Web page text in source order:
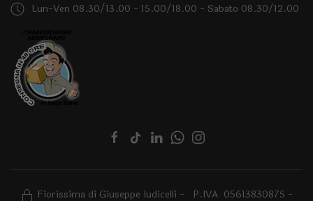
Lun-Ven 08.30/13.00 - 15.00/18.00 - Sabato 08.30/12.00
Fiorissima di Giuseppe Iudicelli - P.IVA 05613830875 -